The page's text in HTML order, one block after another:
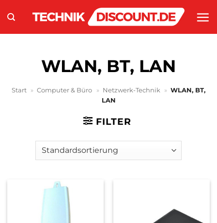
Inhalt
springen
WLAN, BT, LAN
Start » Computer & Büro » Netzwerk-Technik » WLAN, BT,
LAN
FILTER